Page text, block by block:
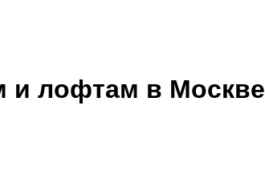
и лофтам в Москве